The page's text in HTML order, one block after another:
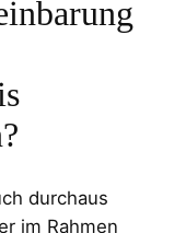
durchaus
im Rahmen